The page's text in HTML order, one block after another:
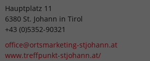
Hauptplatz 11
6380 St. Johann in Tirol
+43 (0)5352-90321
office@ortsmarketing-stjohann.at
www.treffpunkt-stjohann.at/